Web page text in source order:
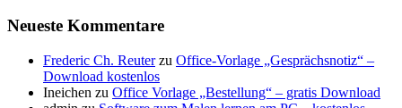
Neueste Kommentare
Frederic Ch. Reuterzu Office-Vorlage „Gesprächsnotiz“ –
Download kostenlos
Ineichen zu Office Vorlage „Bestellung“ – gratis Download